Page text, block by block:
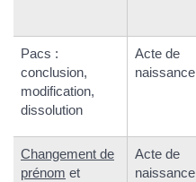
Pacs :
conclusion,
modification,
dissolution
Acte de
naissance
Changement de
prénom et
Acte de
naissance